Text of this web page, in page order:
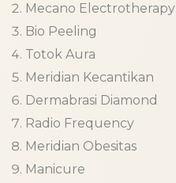
Mecano Electrotherapy
Bio Peeling
Totok Aura
Meridian Kecantikan
Dermabrasi Diamond
Radio Frequency
Meridian Obesitas
Manicure